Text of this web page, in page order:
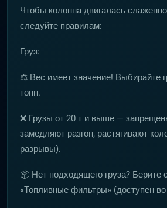
Чтобы колонна двигалась
следуйте правилам:
Груз:
⚖️ Вес имеет значение! Выбирайте
тонн.
❌ Грузы от 20 т и выше —
замедляют разгон, растягивают
разрывы).
📦 Нет подходящего груза? Берите
«Топливные фильтры» (доступен